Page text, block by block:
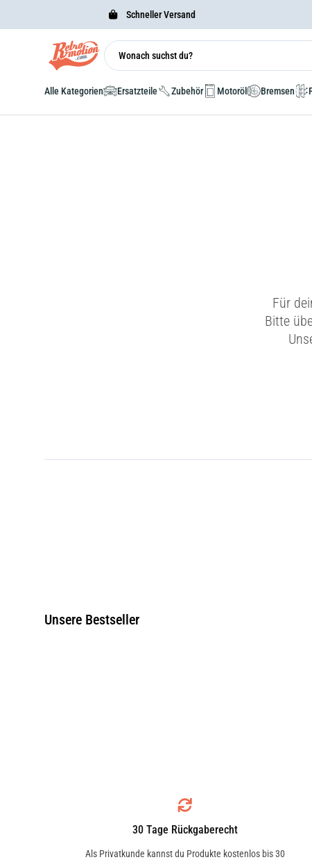
Schneller Versand
Alle Kategorien Ersatzteile Zubehör Motoröl Bremsen
Für
Bitte
Unsere Bestseller
30 Tage Rückgaberecht
Als Privatkunde kannst du Produkte kostenlos bis 30